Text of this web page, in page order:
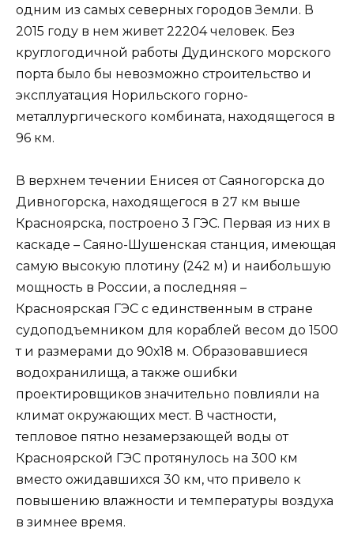
одним из самых северных городов Земли. В
2015 году в нем живет 22204 человек. Без
круглогодичной работы Дудинского морского
порта было бы невозможно строительство и
эксплуатация Норильского горно-
металлургического комбината, находящегося в
96 км.
В верхнем течении Енисея от Саяногорска до
Дивногорска, находящегося в 27 км выше
Красноярска, построено 3 ГЭС. Первая из них в
каскаде – Саяно-Шушенская станция, имеющая
самую высокую плотину (242 м) и наибольшую
мощность в России, а последняя –
Красноярская ГЭС с единственным в стране
судоподъемником для кораблей весом до 1500
т и размерами до 90х18 м. Образовавшиеся
водохранилища, а также ошибки
проектировщиков значительно повлияли на
климат окружающих мест. В частности,
тепловое пятно незамерзающей воды от
Красноярской ГЭС протянулось на 300 км
вместо ожидавшихся 30 км, что привело к
повышению влажности и температуры воздуха
в зимнее время.